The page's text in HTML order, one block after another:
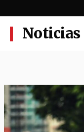
al
contenidoNoticias